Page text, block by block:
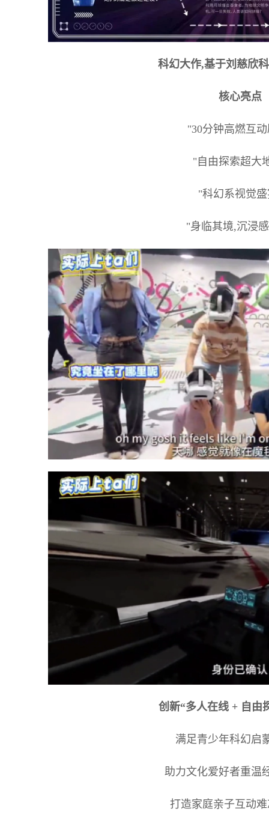
科幻大作,基于刘慈欣
核心亮点
"30分钟高燃互
"自由探索超大
"科幻系视觉
"身临其境,沉浸
创新“多人在线 + 自由
满足青少年科幻启
助力文化爱好者重温
打造家庭亲子互动